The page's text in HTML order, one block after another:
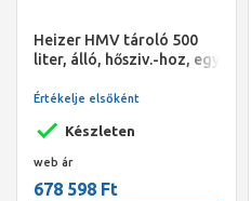
Heizer HMV tároló 500
liter, álló, hősziv.-hoz, egy
fix szig., O740/1857 mm,
Készleten
Értékelje elsőként
web ár
678 598 Ft